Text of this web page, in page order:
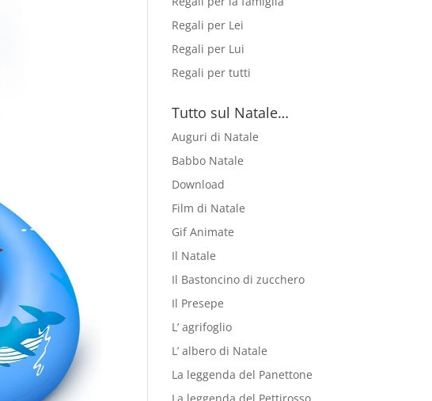
Regali per Lei
Regali per Lui
Regali per tutti
Tutto sul Natale…
Auguri di Natale
Babbo Natale
Download
Film di Natale
Gif Animate
Il Natale
Il Bastoncino di zucchero
Il Presepe
L’ agrifoglio
L’ albero di Natale
La leggenda del Panettone
La leggenda del Pettirosso